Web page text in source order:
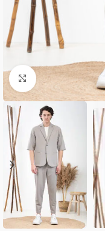
Κλικ για μεγέθυνση